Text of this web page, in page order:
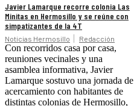
Javier Lamarque recorre colonia Las
Minitas en Hermosillo y se reúne con
simpatizantes de la 4T
Noticias Hermosillo Redacción
Con recorridos casa por casa,
reuniones vecinales y una
asamblea informativa, Javier
Lamarque sostuvo una jornada de
acercamiento con habitantes de
distintas colonias de Hermosillo,